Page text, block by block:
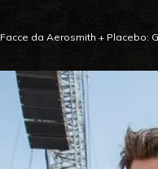
Facce da Aerosmith + Placebo: